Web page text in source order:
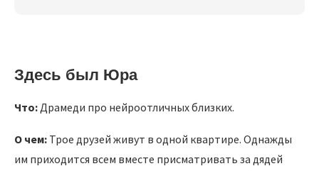
Здесь был Юра
Что:Драмеди про нейроотличных близких.
О чем: Трое друзей живут в одной квартире. Однажды
им приходится всем вместе присматривать за дядей